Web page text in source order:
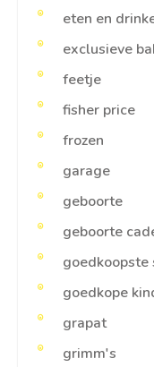
eten en
exclusieve
feetje
fisher price
frozen
garage
geboorte
geboorte
goedkope
grapat
grimm's